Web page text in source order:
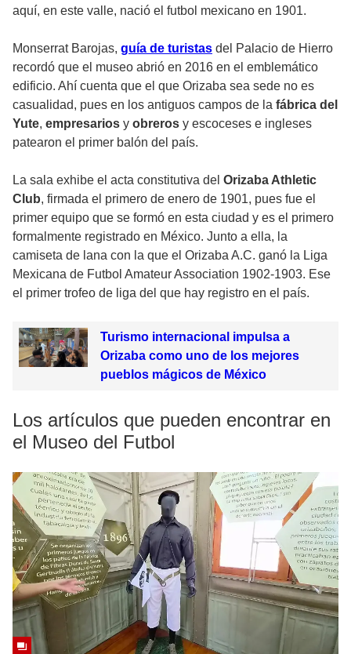
aquí, en este valle, nació el futbol mexicano en 1901.
Monserrat Barojas, guía de turistas del Palacio de Hierro
recordó que el museo abrió en 2016 en el emblemático
edificio. Ahí cuenta que el que Orizaba sea sede no es
casualidad, pues en los antiguos campos de la fábrica del
Yute, empresarios y obreros y escoceses e ingleses
patearon el primer balón del país.
La sala exhibe el acta constitutiva del Orizaba Athletic
Club, firmada el primero de enero de 1901, pues fue el
primer equipo que se formó en esta ciudad y es el primero
formalmente registrado en México. Junto a ella, la
camiseta de lana con la que el Orizaba A.C. ganó la Liga
Mexicana de Futbol Amateur Association 1902-1903. Ese
el primer trofeo de liga del que hay registro en el país.
Turismo internacional impulsa a
Orizaba como uno de los mejores
pueblos mágicos de México
Los artículos que pueden encontrar en
el Museo del Futbol